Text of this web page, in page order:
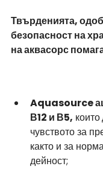
Твърденията,
безопасност на
на аквасорс
Aquasource
В12 и В5, които
чувството за
както и за
дейност;